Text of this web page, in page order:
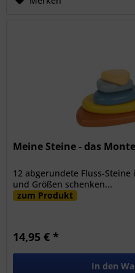
Meine Steine - das
12 abgerundete Fluss-
und Größen schenken...
zum Produkt
14,95 € *
In den